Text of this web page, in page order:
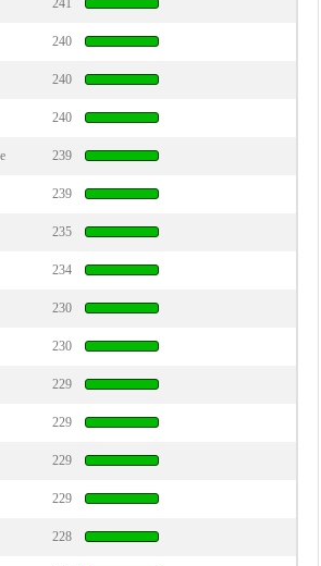
241
240
240
240
239
239
235
234
230
230
229
229
229
229
228